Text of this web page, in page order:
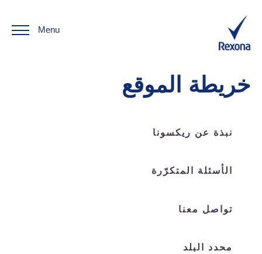
Menu
خريطة الموقع
نبذة عن ريكسونا
الأسئلة المتكرّرة
تواصل معنا
محدد البلد